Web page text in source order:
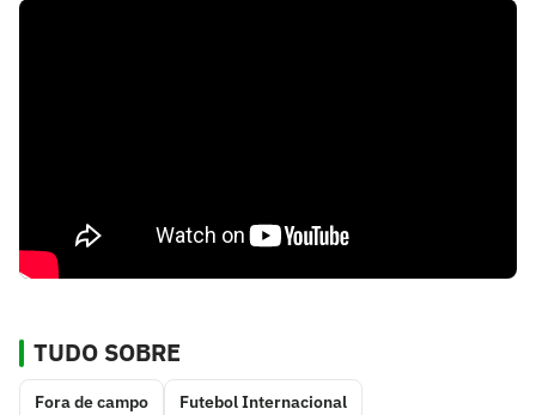
TUDO SOBRE
Fora de campo Futebol Internacional